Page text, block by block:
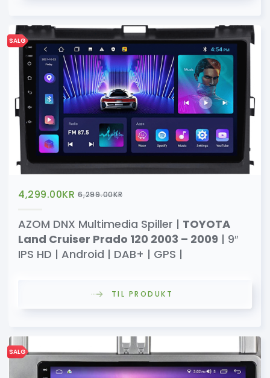
SALG
4,299.00KR 6,299.00KR
AZOM DNX Multimedia Spiller | TOYOTA
Land Cruiser Prado 120 2003 – 2009 | 9″
IPS HD | Android | DAB+ | GPS |
TIL PRODUKT
SALG